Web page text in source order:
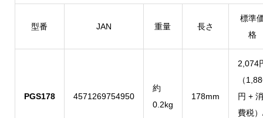
型番 JAN 重量 長さ
標準
格
PGS178 4571269754950
約
0.2kg
178mm
2,074
（
円 + 消
費税